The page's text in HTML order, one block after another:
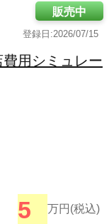
登録日:2026/07/15
販売中
費用シミュレー
5 万円(税込)